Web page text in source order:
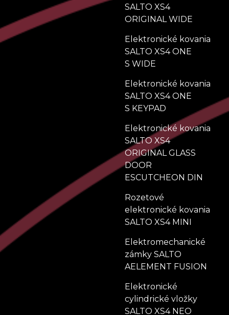
SALTO XS4
ORIGINAL WIDE
Elektronické kovania
SALTO XS4 ONE
S WIDE
Elektronické kovania
SALTO XS4 ONE
S KEYPAD
Elektronické kovania
SALTO XS4
ORIGINAL GLASS
DOOR
ESCUTCHEON DIN
Rozetové
elektronické kovania
SALTO XS4 MINI
Elektromechanické
zámky SALTO
AELEMENT FUSION
Elektronické
cylindrické vložky
SALTO XS4 NEO